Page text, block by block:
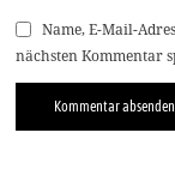
Name, E-Mail-
nächsten Kommentar